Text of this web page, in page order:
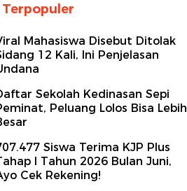
Mahasiswa Disebut Ditolak
12 Kali, Ini Penjelasan
Sekolah Kedinasan Sepi
Peluang Lolos Bisa Lebih
Siswa Terima KJP Plus
I Tahun 2026 Bulan Juni,
Cek Rekening!